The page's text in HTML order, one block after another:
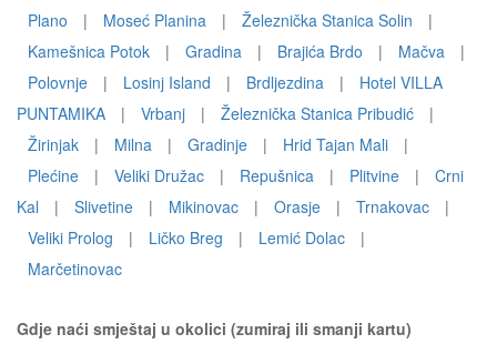
Plano | Moseć Planina | Železnička Stanica Solin
|
Kamešnica Potok
| Gradina | Brajića Brdo | Mačva
|
Polovnje
| Losinj Island | Brdljezdina |
Hotel VILLA
PUNTAMIKA
| Vrbanj | Železnička Stanica Pribudić
|
Žirinjak
| Milna | Gradinje | Hrid Tajan Mali
|
Plećine
| Veliki Družac | Repušnica | Plitvine |
Crni
Kal
| Slivetine | Mikinovac | Orasje | Trnakovac
|
Veliki Prolog
| Ličko Breg | Lemić Dolac
|
Marčetinovac
Gdje naći smještaj u okolici (zumiraj ili smanji kartu)